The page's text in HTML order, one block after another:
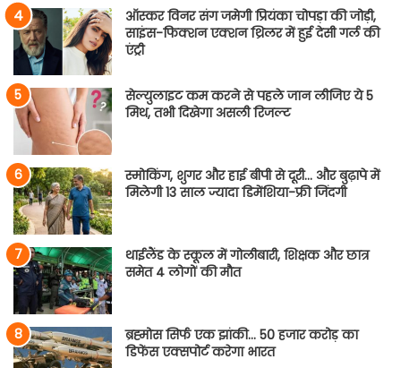
ऑस्कर विनर संग जमेगी प्रियंका चोपड़ा की जोड़ी,
साइंस-फिक्शन एक्शन थ्रिलर में हुई देसी गर्ल की
एंट्री
सेल्युलाइट कम करने से पहले जान लीजिए ये 5
मिथ, तभी दिखेगा असली रिजल्ट
स्मोकिंग, शुगर और हाई बीपी से दूरी… और बुढ़ापे में
मिलेगी 13 साल ज्यादा डिमेंशिया-फ्री जिंदगी
थाईलैंड के स्कूल में गोलीबारी, शिक्षक और छात्र
समेत 4 लोगों की मौत
ब्रह्मोस सिर्फ एक झांकी… 50 हजार करोड़ का
डिफेंस एक्सपोर्ट करेगा भारत